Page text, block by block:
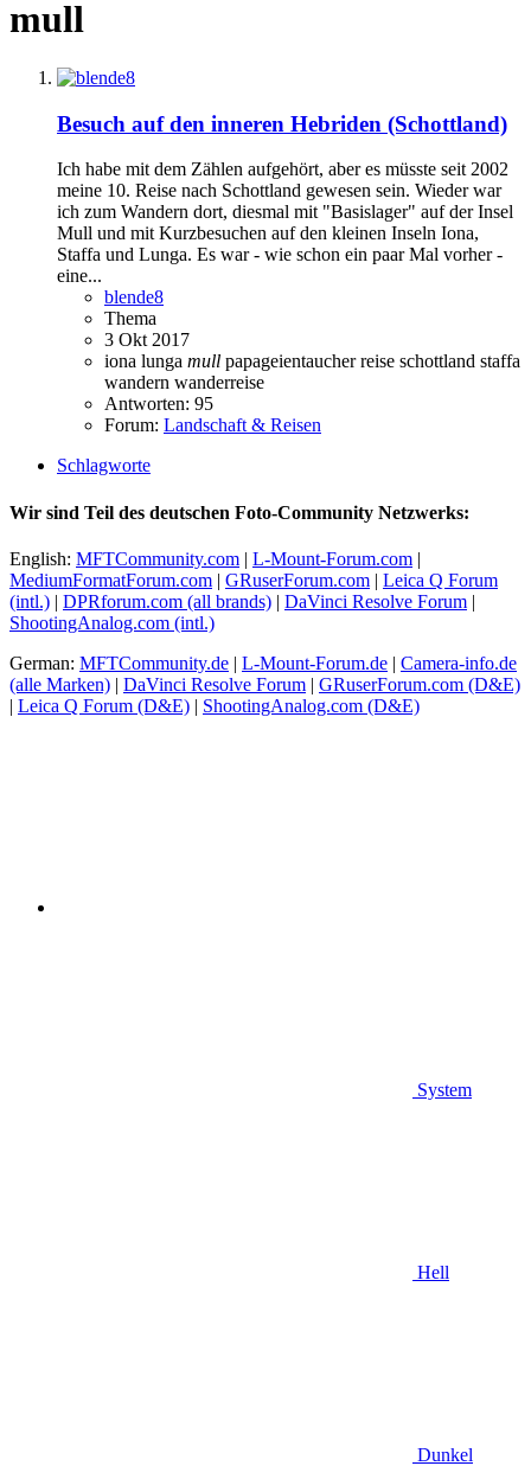
mull
Besuch auf den inneren Hebriden (Schottland)
Ich habe mit dem Zählen aufgehört, aber es müsste seit 2002
meine 10. Reise nach Schottland gewesen sein. Wieder war
ich zum Wandern dort, diesmal mit "Basislager" auf der Insel
Mull und mit Kurzbesuchen auf den kleinen Inseln Iona,
Staffa und Lunga. Es war - wie schon ein paar Mal vorher -
eine...
blende8
Thema
3 Okt 2017
iona lunga mull papageientaucherreise schottland staffa
wandern wanderreise
Antworten: 95
Forum: Landschaft & Reisen
Schlagworte
Wir sind Teil des deutschen Foto-Community Netzwerks:
English: MFTCommunity.com | L-Mount-Forum.com |
MediumFormatForum.com | GRuserForum.com | Leica Q Forum
(intl.) | DPRforum.com (all brands) | DaVinci Resolve Forum |
ShootingAnalog.com (intl.)
German: MFTCommunity.de | L-Mount-Forum.de | Camera-info.de
(alle Marken) | DaVinci Resolve Forum | GRuserForum.com (D&E)
| Leica Q Forum (D&E) | ShootingAnalog.com (D&E)
System
Hell
Dunkel